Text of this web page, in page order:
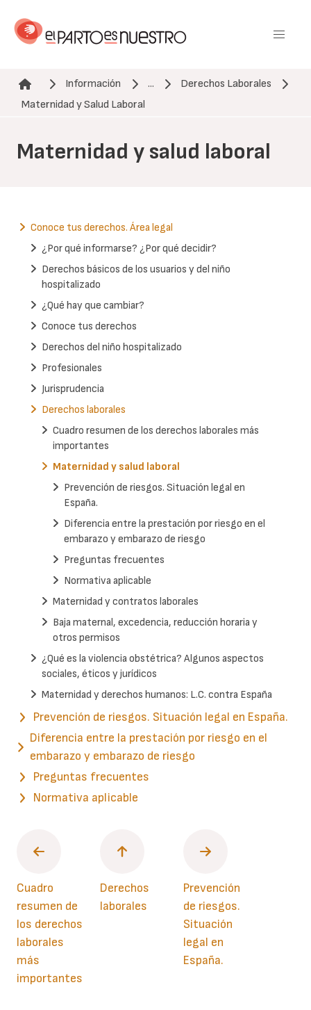
contenido
Ruta de navegación
Información ...
Derechos Laborales
Maternidad y Salud Laboral
Maternidad y salud laboral
Prevención de riesgos. Situación legal en España.
Diferencia entre la prestación por riesgo en el
embarazo y embarazo de riesgo
Preguntas frecuentes
Normativa aplicable
Cuadro
resumen de
los derechos
laborales
más
importantes
Derechos
laborales
Prevención
de riesgos.
Situación
legal en
España.
Conoce tus derechos. Área legal
¿Por qué informarse? ¿Por qué decidir?
Derechos básicos de los usuarios y del niño
hospitalizado
¿Qué hay que cambiar?
Conoce tus derechos
Derechos del niño hospitalizado
Profesionales
Jurisprudencia
Derechos laborales
Cuadro resumen de los derechos laborales más
importantes
Maternidad y salud laboral
Prevención de riesgos. Situación legal en
España.
Diferencia entre la prestación por riesgo en el
embarazo y embarazo de riesgo
Preguntas frecuentes
Normativa aplicable
Maternidad y contratos laborales
Baja maternal, excedencia, reducción horaria y
otros permisos
¿Qué es la violencia obstétrica? Algunos aspectos
sociales, éticos y jurídicos
Maternidad y derechos humanos: L.C. contra España